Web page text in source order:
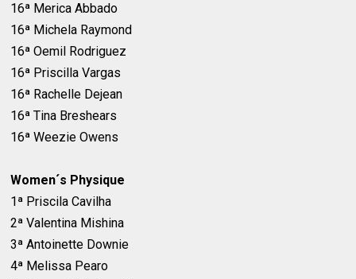
16ª Merica Abbado
16ª Michela Raymond
16ª Oemil Rodriguez
16ª Priscilla Vargas
16ª Rachelle Dejean
16ª Tina Breshears
16ª Weezie Owens
Women´s Physique
1ª Priscila Cavilha
2ª Valentina Mishina
3ª Antoinette Downie
4ª Melissa Pearo